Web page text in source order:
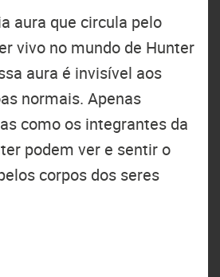
aura que circula pelo
vivo no mundo de Hunter
aura é invisível aos
normais. Apenas
como os integrantes da
podem ver e sentir o
corpos dos seres